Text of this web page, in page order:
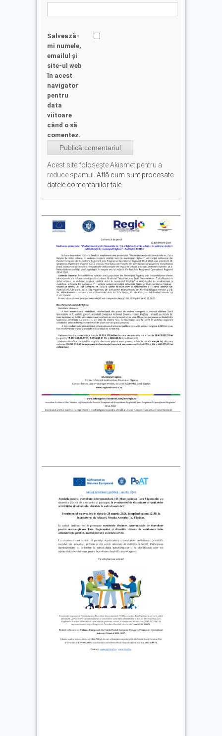
Salvează-
mi numele,
emailul și
site-ul web
în acest
navigator
pentru
data
viitoare
când o să
comentez.
Acest site folosește Akismet pentru a
reduce spamul. Află cum sunt procesate
datele comentariilor tale.